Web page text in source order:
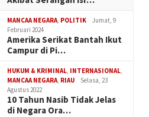
MANCAA NEGARA, POLITIK
Jumat, 9
Februari 2024
Amerika Serikat Bantah Ikut
Campur di Pi…
HUKUM & KRIMINAL, INTERNASIONAL,
MANCAA NEGARA, RIAU
Selasa, 23
Agustus 2022
10 Tahun Nasib Tidak Jelas
di Negara Ora…